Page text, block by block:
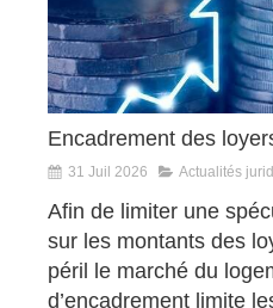
Encadrement des
31 Juil 2026 Actualités
Afin de limiter une
sur les montants des
péril le marché du
d’encadrement limite